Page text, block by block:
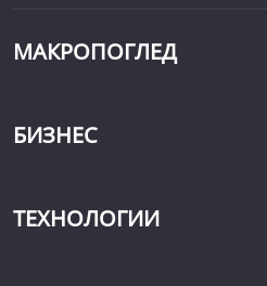
МАКРОПОГЛЕД
БИЗНЕС
ТЕХНОЛОГИИ